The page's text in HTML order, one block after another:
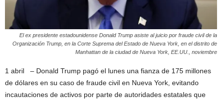
El ex presidente estadounidense Donald Trump asiste al juicio por fraude civil de la
Organización Trump, en la Corte Suprema del Estado de Nueva York, en el distrito de
Manhattan de la ciudad de Nueva York, EE.UU., noviembre
1 abril – Donald Trump pagó el lunes una fianza de 175 millones
de dólares en su caso de fraude civil en Nueva York, evitando
incautaciones de activos por parte de autoridades estatales que